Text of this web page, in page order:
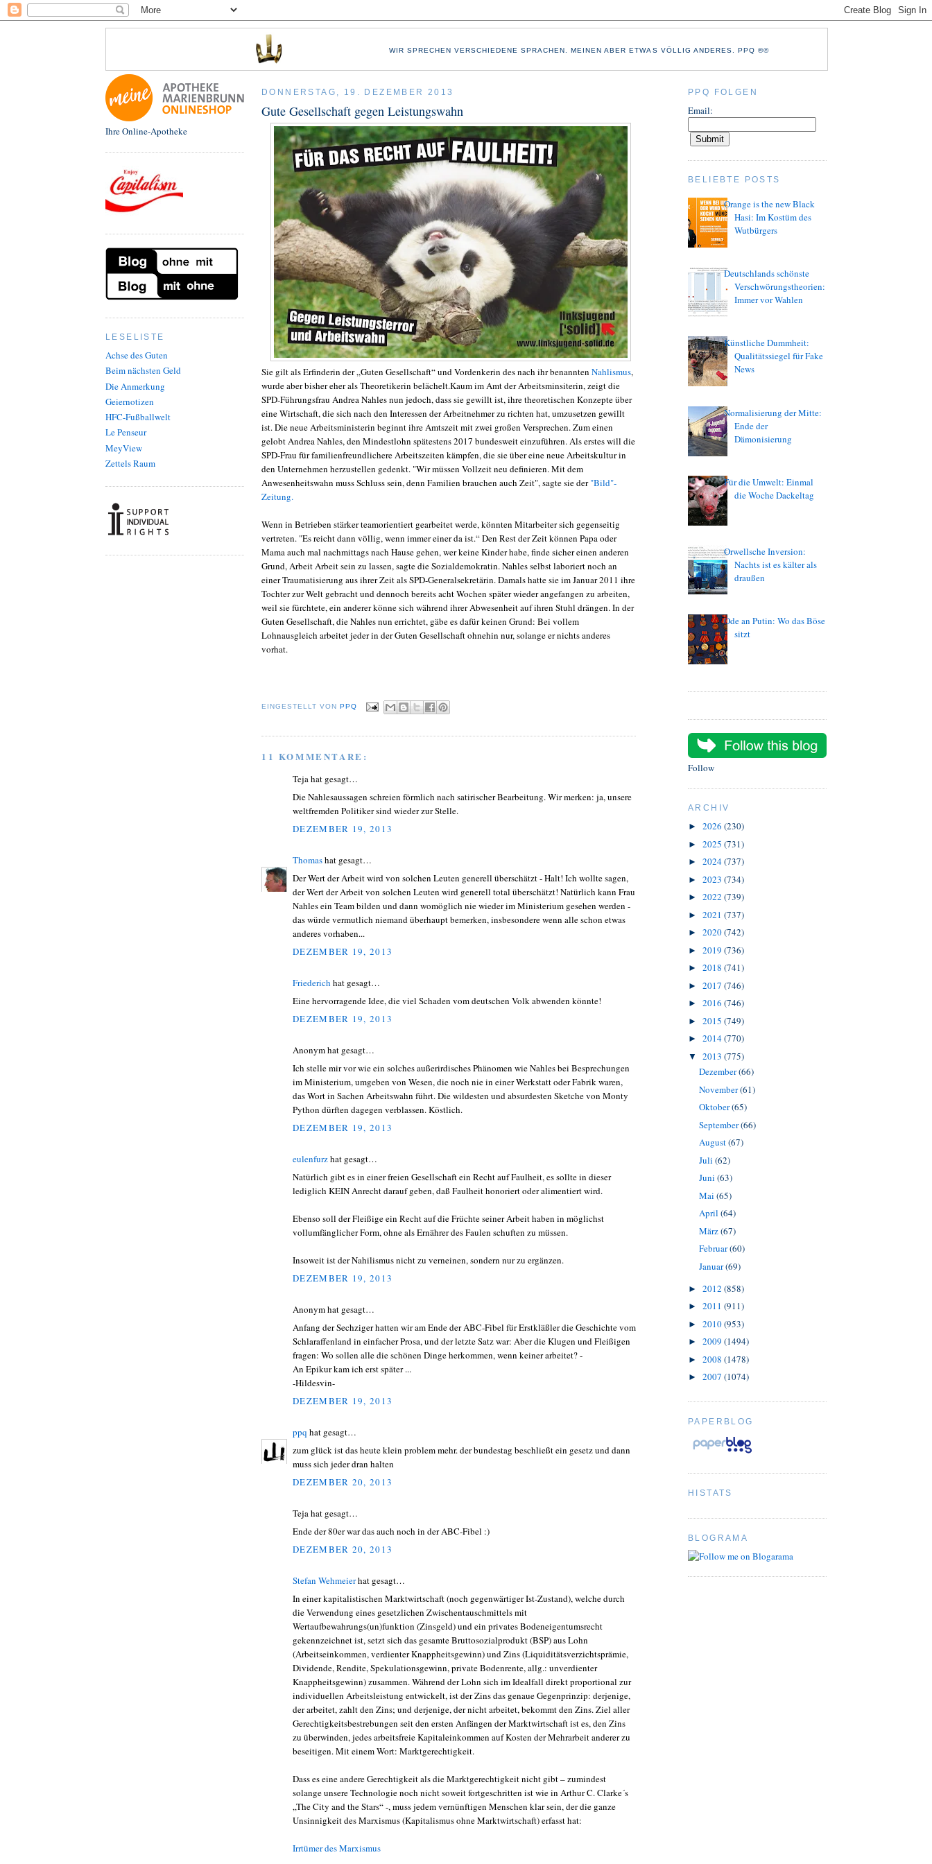
WIR SPRECHEN VERSCHIEDENE SPRACHEN. MEINEN ABER ETWAS VÖLLIG ANDERES. PPQ ®©
Ihre Online-Apotheke
LESELISTE
Achse des Guten
Beim nächsten Geld
Die Anmerkung
Geiernotizen
HFC-Fußballwelt
Le Penseur
MeyView
Zettels Raum
DONNERSTAG, 19. DEZEMBER 2013
Gute Gesellschaft gegen Leistungswahn
Sie gilt als Erfinderin der „Guten Gesellschaft“ und Vordenkerin des nach ihr benannten Nahlismus,
wurde aber bisher eher als Theoretikerin belächelt.Kaum im Amt der Arbeitsminsiterin, zeigt die
SPD-Führungsfrau Andrea Nahles nun jedoch, dass sie gewillt ist, ihre theoretischen Konzepte über
eine Wirtschaft, die sich nach den Interessen der Arbeitnehmer zu richten hat, umzusetzen gewillt
ist. Die neue Arbeitsministerin beginnt ihre Amtszeit mit zwei großen Versprechen. Zum einen
gelobt Andrea Nahles, den Mindestlohn spätestens 2017 bundesweit einzuführen. Als erstes will die
SPD-Frau für familienfreundlichere Arbeitszeiten kämpfen, die sie über eine neue Arbeitskultur in
den Unternehmen herzustellen gedenkt. "Wir müssen Vollzeit neu definieren. Mit dem
Anwesenheitswahn muss Schluss sein, denn Familien brauchen auch Zeit", sagte sie der"Bild"-
Zeitung.
Wenn in Betrieben stärker teamorientiert gearbeitet werde, könnten Mitarbeiter sich gegenseitig
vertreten. "Es reicht dann völlig, wenn immer einer da ist.“ Den Rest der Zeit können Papa oder
Mama auch mal nachmittags nach Hause gehen, wer keine Kinder habe, finde sicher einen anderen
Grund, Arbeit Arbeit sein zu lassen, sagte die Sozialdemokratin. Nahles selbst laboriert noch an
einer Traumatisierung aus ihrer Zeit als SPD-Generalsekretärin. Damals hatte sie im Januar 2011 ihre
Tochter zur Welt gebracht und dennoch bereits acht Wochen später wieder angefangen zu arbeiten,
weil sie fürchtete, ein anderer könne sich während ihrer Abwesenheit auf ihren Stuhl drängen. In der
Guten Gesellschaft, die Nahles nun errichtet, gäbe es dafür keinen Grund: Bei vollem
Lohnausgleich arbeitet jeder in der Guten Gesellschaft ohnehin nur, solange er nichts anderes
vorhat.
EINGESTELLT VON PPQ
11 KOMMENTARE:
Teja hat gesagt…
Die Nahlesaussagen schreien förmlich nach satirischer Bearbeitung. Wir merken: ja, unsere
weltfremden Politiker sind wieder zur Stelle.
DEZEMBER 19, 2013
Thomashat gesagt…
Der Wert der Arbeit wird von solchen Leuten generell überschätzt - Halt! Ich wollte sagen,
der Wert der Arbeit von solchen Leuten wird generell total überschätzt! Natürlich kann Frau
Nahles ein Team bilden und dann womöglich nie wieder im Ministerium gesehen werden -
das würde vermutlich niemand überhaupt bemerken, insbesondere wenn alle schon etwas
anderes vorhaben...
DEZEMBER 19, 2013
Friederich hat gesagt…
Eine hervorragende Idee, die viel Schaden vom deutschen Volk abwenden könnte!
DEZEMBER 19, 2013
Anonym hat gesagt…
Ich stelle mir vor wie ein solches außerirdisches Phänomen wie Nahles bei Besprechungen
im Ministerium, umgeben von Wesen, die noch nie in einer Werkstatt oder Fabrik waren,
das Wort in Sachen Arbeitswahn führt. Die wildesten und absurdesten Sketche von Monty
Python dürften dagegen verblassen. Köstlich.
DEZEMBER 19, 2013
eulenfurzhat gesagt…
Natürlich gibt es in einer freien Gesellschaft ein Recht auf Faulheit, es sollte in dieser
lediglich KEIN Anrecht darauf geben, daß Faulheit honoriert oder alimentiert wird.
Ebenso soll der Fleißige ein Recht auf die Früchte seiner Arbeit haben in möglichst
vollumfänglicher Form, ohne als Ernährer des Faulen schuften zu müssen.
Insoweit ist der Nahilismus nicht zu verneinen, sondern nur zu ergänzen.
DEZEMBER 19, 2013
Anonym hat gesagt…
Anfang der Sechziger hatten wir am Ende der ABC-Fibel für Erstkläßler die Geschichte vom
Schlaraffenland in einfacher Prosa, und der letzte Satz war: Aber die Klugen und Fleißigen
fragen: Wo sollen alle die schönen Dinge herkommen, wenn keiner arbeitet? -
An Epikur kam ich erst später ...
-Hildesvin-
DEZEMBER 19, 2013
ppq hat gesagt…
zum glück ist das heute klein problem mehr. der bundestag beschließt ein gesetz und dann
muss sich jeder dran halten
DEZEMBER 20, 2013
Teja hat gesagt…
Ende der 80er war das auch noch in der ABC-Fibel :)
DEZEMBER 20, 2013
Stefan Wehmeierhat gesagt…
In einer kapitalistischen Marktwirtschaft (noch gegenwärtiger Ist-Zustand), welche durch
die Verwendung eines gesetzlichen Zwischentauschmittels mit
Wertaufbewahrungs(un)funktion (Zinsgeld) und ein privates Bodeneigentumsrecht
gekennzeichnet ist, setzt sich das gesamte Bruttosozialprodukt (BSP) aus Lohn
(Arbeitseinkommen, verdienter Knappheitsgewinn) und Zins (Liquiditätsverzichtsprämie,
Dividende, Rendite, Spekulationsgewinn, private Bodenrente, allg.: unverdienter
Knappheitsgewinn) zusammen. Während der Lohn sich im Idealfall direkt proportional zur
individuellen Arbeitsleistung entwickelt, ist der Zins das genaue Gegenprinzip: derjenige,
der arbeitet, zahlt den Zins; und derjenige, der nicht arbeitet, bekommt den Zins. Ziel aller
Gerechtigkeitsbestrebungen seit den ersten Anfängen der Marktwirtschaft ist es, den Zins
zu überwinden, jedes arbeitsfreie Kapitaleinkommen auf Kosten der Mehrarbeit anderer zu
beseitigen. Mit einem Wort: Marktgerechtigkeit.
Dass es eine andere Gerechtigkeit als die Marktgerechtigkeit nicht gibt – zumindest
solange unsere Technologie noch nicht soweit fortgeschritten ist wie in Arthur C. Clarke´s
„The City and the Stars“ -, muss jedem vernünftigen Menschen klar sein, der die ganze
Unsinnigkeit des Marxismus (Kapitalismus ohne Marktwirtschaft) erfasst hat:
Irrtümer des Marxismus
PPQ FOLGEN
Email:
BELIEBTE POSTS
Orange is the new Black
Hasi: Im Kostüm des
Wutbürgers
Deutschlands schönste
Verschwörungstheorien:
Immer vor Wahlen
Künstliche Dummheit:
Qualitätssiegel für Fake
News
Normalisierung der Mitte:
Ende der
Dämonisierung
Für die Umwelt: Einmal
die Woche Dackeltag
Orwellsche Inversion:
Nachts ist es kälter als
draußen
Ode an Putin: Wo das Böse
sitzt
Follow
ARCHIV
► 2026 (230)
► 2025 (731)
► 2024(737)
► 2023 (734)
► 2022 (739)
► 2021 (737)
► 2020(742)
► 2019 (736)
► 2018 (741)
► 2017 (746)
► 2016 (746)
► 2015 (749)
► 2014(770)
▼ 2013 (775)
Dezember(66)
November(61)
Oktober(65)
September(66)
August(67)
Juli (62)
Juni (63)
Mai (65)
April (64)
März(67)
Februar(60)
Januar(69)
► 2012 (858)
► 2011 (911)
► 2010(953)
► 2009 (1494)
► 2008 (1478)
► 2007 (1074)
PAPERBLOG
HISTATS
BLOGRAMA